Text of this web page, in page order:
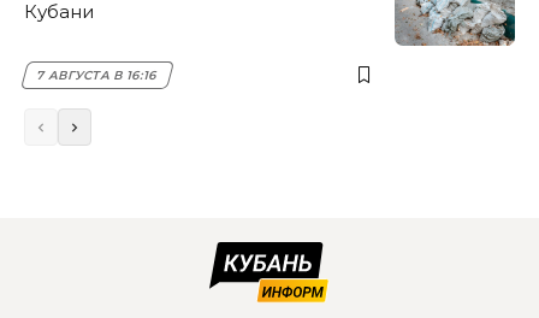
Кубани
7 АВГУСТА В 16:16